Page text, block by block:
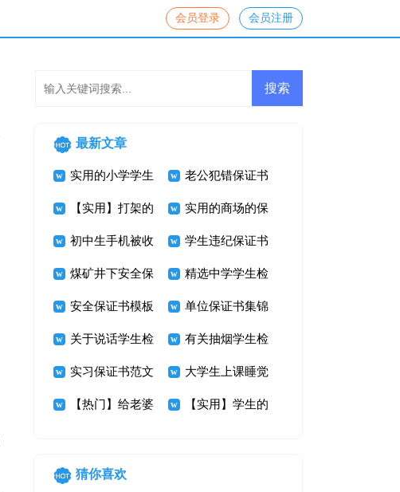
会员登录 会员注册
最新文章
实用的小学学生
检讨书模板汇编
五篇
老公犯错保证书
【实用】打架的
保证书4篇
实用的商场的保
证书三篇
初中生手机被收
检讨书
学生违纪保证书
煤矿井下安全保
证书7篇
精选中学学生检
讨书三篇
安全保证书模板
集合六篇
单位保证书集锦
六篇
关于说话学生检
讨书范文集锦9
篇
有关抽烟学生检
讨书九篇
实习保证书范文
汇编10篇
大学生上课睡觉
检讨书
【热门】给老婆 【实用】学生的
猜你喜欢